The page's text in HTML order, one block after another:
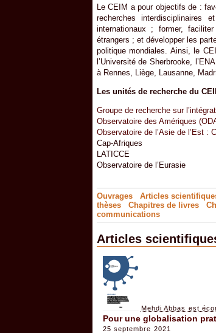
Le CEIM a pour objectifs de :
recherches interdisciplinaires
internationaux ; former,
étrangers ; et développer les
politique mondiales. Ainsi, le
l’Université de Sherbrooke,
à Rennes, Liège, Lausanne,
Les unités de recherche du
Groupe de recherche sur
Observatoire des Amériques
Observatoire de l’Asie de l’Est :
Cap-Afriques
LATICCE
Observatoire de l’Eurasie
Ouvrages Articles
thèses
Chapitres de livres
communications
Articles
Mehdi Abbas est
Pour une globalisation
25 septembre 2021